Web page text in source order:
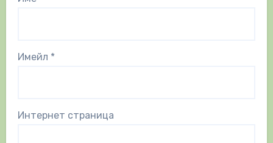
Имейл *
Интернет страница